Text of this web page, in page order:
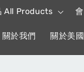
All Products
關於我們 關於美